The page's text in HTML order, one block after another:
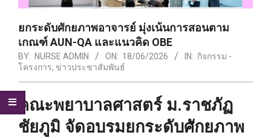
ยกระดับศักยภาพอาจารย์ มุ่งเน้นการสอนตาม
เกณฑ์ AUN-QA และแนวคิด OBE
BY: NURSE ADMIN ON: 18/06/2026 IN: กิจกรรม -
โครงการ, ข่าวประชาสัมพันธ์
คณะพยาบาลศาสตร์ ม.ราชภัฏ
ชัยภูมิ จัดอบรมยกระดับศักยภาพ